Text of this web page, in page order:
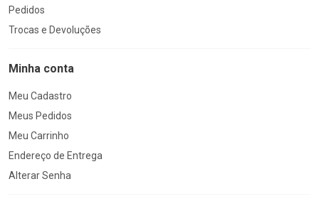
Pedidos
Trocas e Devoluções
Minha conta
Meu Cadastro
Meus Pedidos
Meu Carrinho
Endereço de Entrega
Alterar Senha